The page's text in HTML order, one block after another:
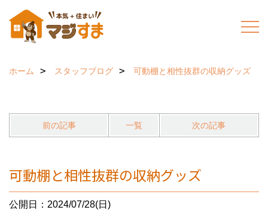
ホーム スタッフブログ 可動棚と相性抜群の収納グッズ
前の記事 一覧 次の記事
可動棚と相性抜群の収納グッズ
公開日：2024/07/28(日)